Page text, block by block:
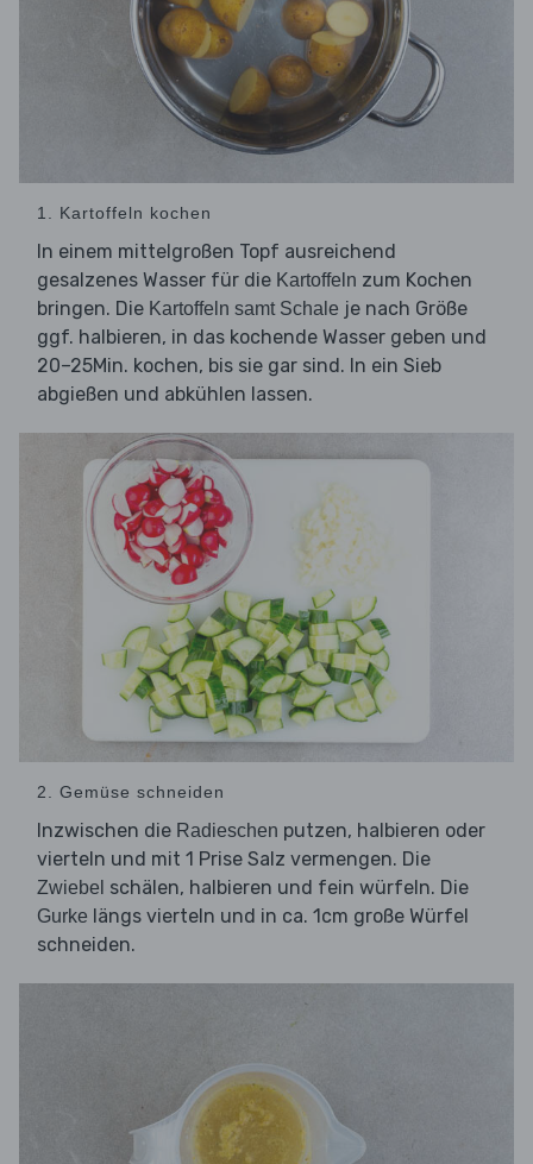
1. Kartoffeln kochen
In einem mittelgroßen Topf ausreichend
gesalzenes Wasser für die Kartoffeln zum Kochen
bringen. Die Kartoffeln samt Schale je nach Größe
ggf. halbieren, in das kochende Wasser geben und
20–25Min. kochen, bis sie gar sind. In ein Sieb
abgießen und abkühlen lassen.
2. Gemüse schneiden
Inzwischen die Radieschen putzen, halbieren oder
vierteln und mit 1 Prise Salz vermengen. Die
Zwiebel schälen, halbieren und fein würfeln. Die
Gurke längs vierteln und in ca. 1cm große Würfel
schneiden.